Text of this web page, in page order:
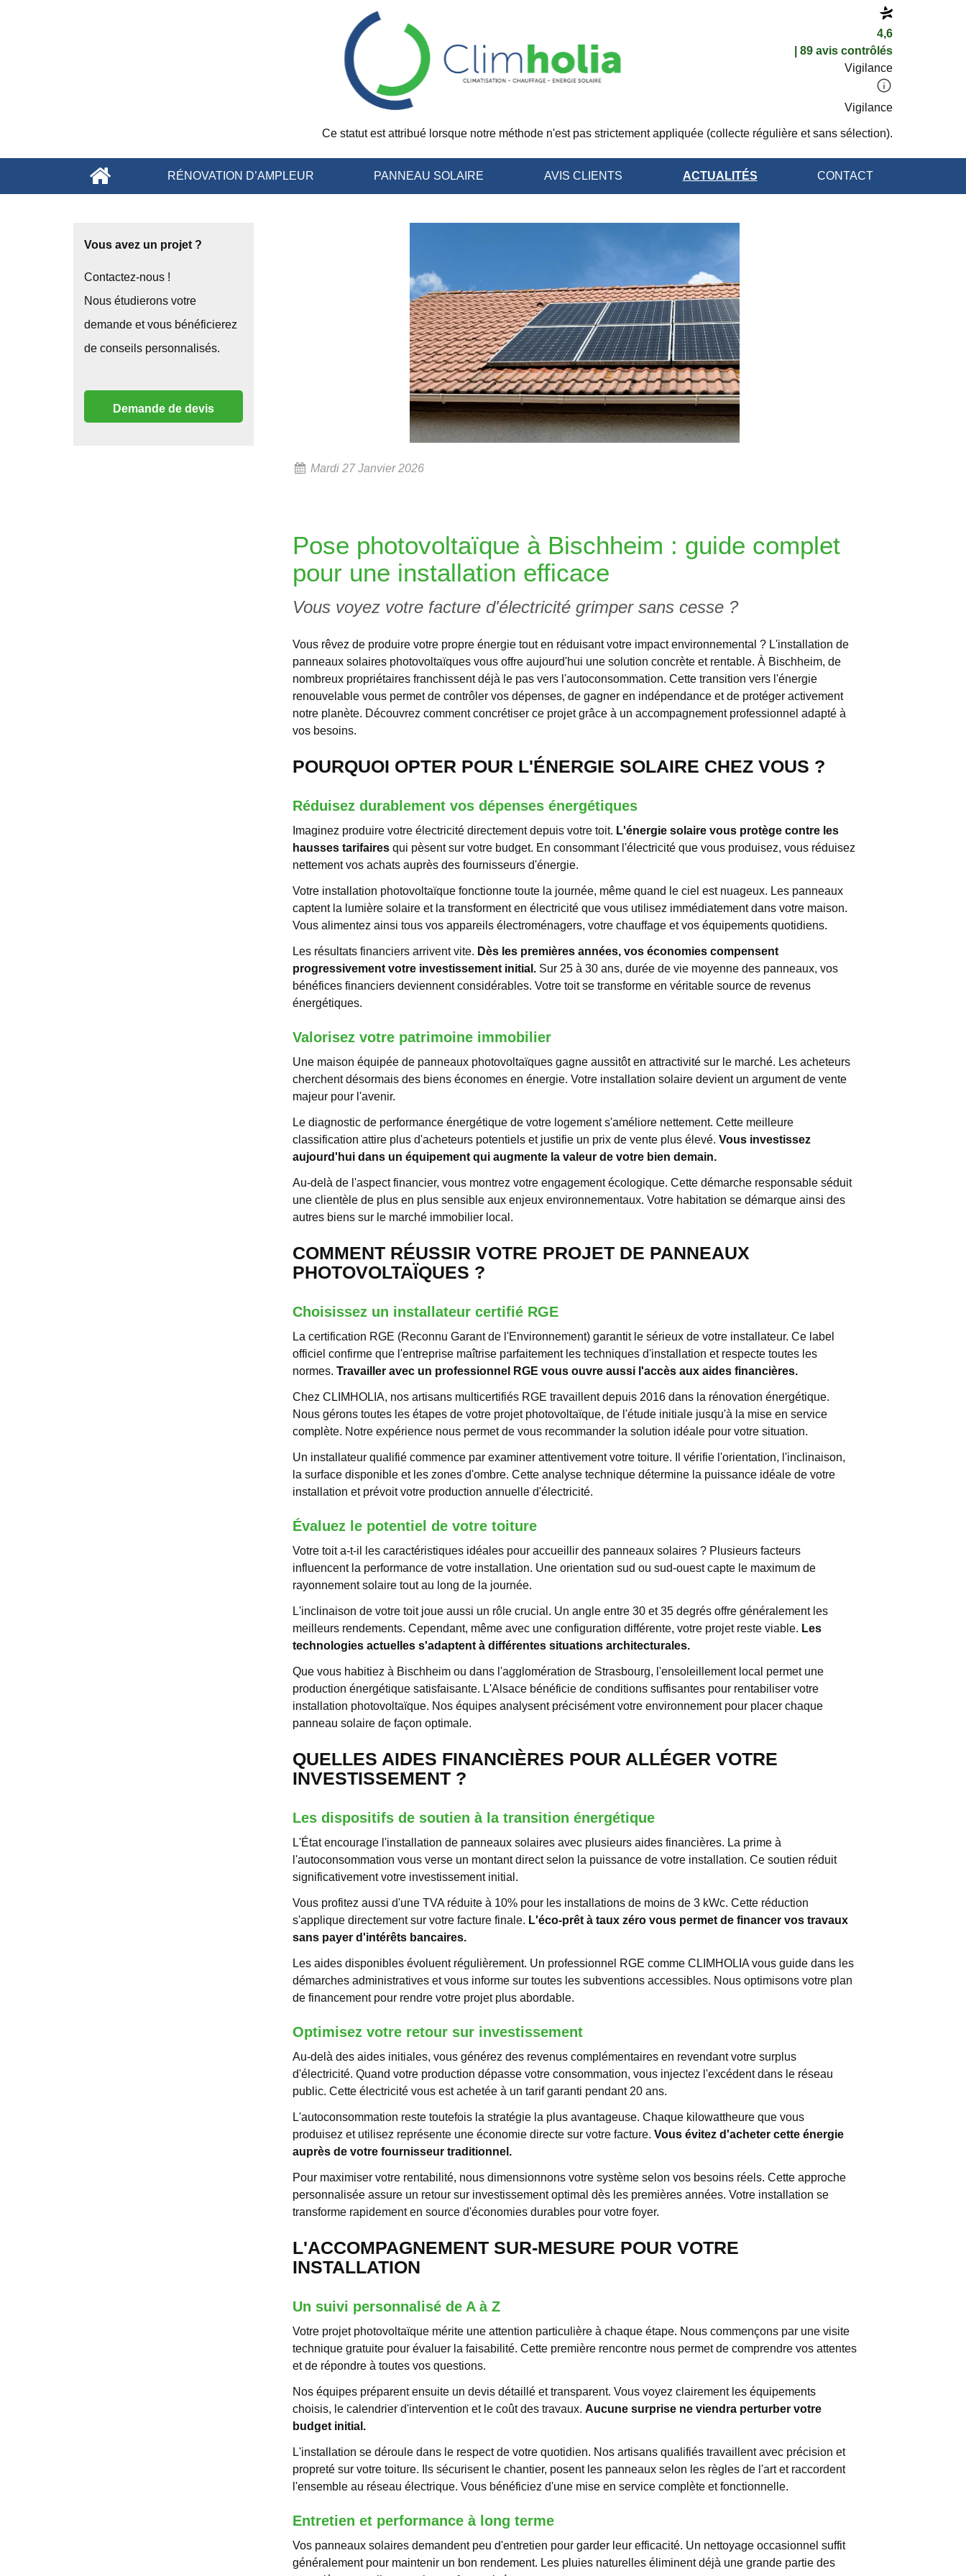
4,6
| 89 avis contrôlés
Vigilance
Vigilance
Ce statut est attribué lorsque notre méthode n'est pas strictement appliquée (collecte régulière et sans sélection).
RÉNOVATION D’AMPLEUR PANNEAU SOLAIRE AVIS CLIENTS ACTUALITÉS CONTACT
Vous avez un projet ?
Contactez-nous !
Nous étudierons votre
demande et vous bénéficierez
de conseils personnalisés.
Demande de devis
Mardi 27 Janvier 2026
Pose photovoltaïque à Bischheim : guide complet
pour une installation efficace
Vous voyez votre facture d'électricité grimper sans cesse ?
Vous rêvez de produire votre propre énergie tout en réduisant votre impact environnemental ? L'installation de
panneaux solaires photovoltaïques vous offre aujourd'hui une solution concrète et rentable. À Bischheim, de
nombreux propriétaires franchissent déjà le pas vers l'autoconsommation. Cette transition vers l'énergie
renouvelable vous permet de contrôler vos dépenses, de gagner en indépendance et de protéger activement
notre planète. Découvrez comment concrétiser ce projet grâce à un accompagnement professionnel adapté à
vos besoins.
POURQUOI OPTER POUR L'ÉNERGIE SOLAIRE CHEZ VOUS ?
Réduisez durablement vos dépenses énergétiques
Imaginez produire votre électricité directement depuis votre toit. L'énergie solaire vous protège contre les
hausses tarifairesqui pèsent sur votre budget. En consommant l'électricité que vous produisez, vous réduisez
nettement vos achats auprès des fournisseurs d'énergie.
Votre installation photovoltaïque fonctionne toute la journée, même quand le ciel est nuageux. Les panneaux
captent la lumière solaire et la transforment en électricité que vous utilisez immédiatement dans votre maison.
Vous alimentez ainsi tous vos appareils électroménagers, votre chauffage et vos équipements quotidiens.
Les résultats financiers arrivent vite. Dès les premières années, vos économies compensent
progressivement votre investissement initial.Sur 25 à 30 ans, durée de vie moyenne des panneaux, vos
bénéfices financiers deviennent considérables. Votre toit se transforme en véritable source de revenus
énergétiques.
Valorisez votre patrimoine immobilier
Une maison équipée de panneaux photovoltaïques gagne aussitôt en attractivité sur le marché. Les acheteurs
cherchent désormais des biens économes en énergie. Votre installation solaire devient un argument de vente
majeur pour l'avenir.
Le diagnostic de performance énergétique de votre logement s'améliore nettement. Cette meilleure
classification attire plus d'acheteurs potentiels et justifie un prix de vente plus élevé. Vous investissez
aujourd'hui dans un équipement qui augmente la valeur de votre bien demain.
Au-delà de l'aspect financier, vous montrez votre engagement écologique. Cette démarche responsable séduit
une clientèle de plus en plus sensible aux enjeux environnementaux. Votre habitation se démarque ainsi des
autres biens sur le marché immobilier local.
COMMENT RÉUSSIR VOTRE PROJET DE PANNEAUX
PHOTOVOLTAÏQUES ?
Choisissez un installateur certifié RGE
La certification RGE (Reconnu Garant de l'Environnement) garantit le sérieux de votre installateur. Ce label
officiel confirme que l'entreprise maîtrise parfaitement les techniques d'installation et respecte toutes les
normes. Travailler avec un professionnel RGE vous ouvre aussi l'accès aux aides financières.
Chez CLIMHOLIA, nos artisans multicertifiés RGE travaillent depuis 2016 dans la rénovation énergétique.
Nous gérons toutes les étapes de votre projet photovoltaïque, de l'étude initiale jusqu'à la mise en service
complète. Notre expérience nous permet de vous recommander la solution idéale pour votre situation.
Un installateur qualifié commence par examiner attentivement votre toiture. Il vérifie l'orientation, l'inclinaison,
la surface disponible et les zones d'ombre. Cette analyse technique détermine la puissance idéale de votre
installation et prévoit votre production annuelle d'électricité.
Évaluez le potentiel de votre toiture
Votre toit a-t-il les caractéristiques idéales pour accueillir des panneaux solaires ? Plusieurs facteurs
influencent la performance de votre installation. Une orientation sud ou sud-ouest capte le maximum de
rayonnement solaire tout au long de la journée.
L'inclinaison de votre toit joue aussi un rôle crucial. Un angle entre 30 et 35 degrés offre généralement les
meilleurs rendements. Cependant, même avec une configuration différente, votre projet reste viable. Les
technologies actuelles s'adaptent à différentes situations architecturales.
Que vous habitiez à Bischheim ou dans l'agglomération de Strasbourg, l'ensoleillement local permet une
production énergétique satisfaisante. L'Alsace bénéficie de conditions suffisantes pour rentabiliser votre
installation photovoltaïque. Nos équipes analysent précisément votre environnement pour placer chaque
panneau solaire de façon optimale.
QUELLES AIDES FINANCIÈRES POUR ALLÉGER VOTRE
INVESTISSEMENT ?
Les dispositifs de soutien à la transition énergétique
L'État encourage l'installation de panneaux solaires avec plusieurs aides financières. La prime à
l'autoconsommation vous verse un montant direct selon la puissance de votre installation. Ce soutien réduit
significativement votre investissement initial.
Vous profitez aussi d'une TVA réduite à 10% pour les installations de moins de 3 kWc. Cette réduction
s'applique directement sur votre facture finale. L'éco-prêt à taux zéro vous permet de financer vos travaux
sans payer d'intérêts bancaires.
Les aides disponibles évoluent régulièrement. Un professionnel RGE comme CLIMHOLIA vous guide dans les
démarches administratives et vous informe sur toutes les subventions accessibles. Nous optimisons votre plan
de financement pour rendre votre projet plus abordable.
Optimisez votre retour sur investissement
Au-delà des aides initiales, vous générez des revenus complémentaires en revendant votre surplus
d'électricité. Quand votre production dépasse votre consommation, vous injectez l'excédent dans le réseau
public. Cette électricité vous est achetée à un tarif garanti pendant 20 ans.
L'autoconsommation reste toutefois la stratégie la plus avantageuse. Chaque kilowattheure que vous
produisez et utilisez représente une économie directe sur votre facture. Vous évitez d'acheter cette énergie
auprès de votre fournisseur traditionnel.
Pour maximiser votre rentabilité, nous dimensionnons votre système selon vos besoins réels. Cette approche
personnalisée assure un retour sur investissement optimal dès les premières années. Votre installation se
transforme rapidement en source d'économies durables pour votre foyer.
L'ACCOMPAGNEMENT SUR-MESURE POUR VOTRE
INSTALLATION
Un suivi personnalisé de A à Z
Votre projet photovoltaïque mérite une attention particulière à chaque étape. Nous commençons par une visite
technique gratuite pour évaluer la faisabilité. Cette première rencontre nous permet de comprendre vos attentes
et de répondre à toutes vos questions.
Nos équipes préparent ensuite un devis détaillé et transparent. Vous voyez clairement les équipements
choisis, le calendrier d'intervention et le coût des travaux. Aucune surprise ne viendra perturber votre
budget initial.
L'installation se déroule dans le respect de votre quotidien. Nos artisans qualifiés travaillent avec précision et
propreté sur votre toiture. Ils sécurisent le chantier, posent les panneaux selon les règles de l'art et raccordent
l'ensemble au réseau électrique. Vous bénéficiez d'une mise en service complète et fonctionnelle.
Entretien et performance à long terme
Vos panneaux solaires demandent peu d'entretien pour garder leur efficacité. Un nettoyage occasionnel suffit
généralement pour maintenir un bon rendement. Les pluies naturelles éliminent déjà une grande partie des